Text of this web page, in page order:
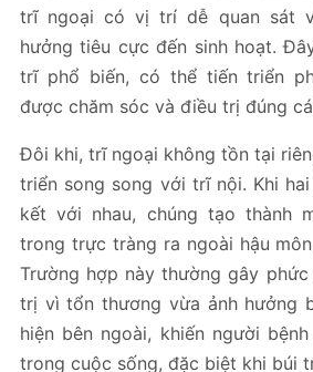
trĩ ngoại có vị trí dễ quan sát
hưởng tiêu cực đến sinh hoạt.
trĩ phổ biến, có thể tiến triển
được chăm sóc và điều trị đúng
Đôi khi, trĩ ngoại không tồn tại
triển song song với trĩ nội. Khi
kết với nhau, chúng tạo thành
trong trực tràng ra ngoài hậu
Trường hợp này thường gây
trị vì tổn thương vừa ảnh hưởng
hiện bên ngoài, khiến người
trong cuộc sống, đặc biệt khi búi